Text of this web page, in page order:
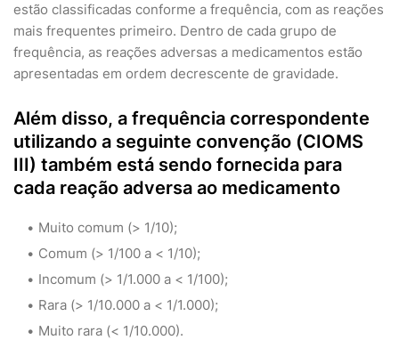
estão classificadas conforme a frequência, com as reações
mais frequentes primeiro. Dentro de cada grupo de
frequência, as reações adversas a medicamentos estão
apresentadas em ordem decrescente de gravidade.
Além disso, a frequência correspondente
utilizando a seguinte convenção (CIOMS
III) também está sendo fornecida para
cada reação adversa ao medicamento
Muito comum (> 1/10);
Comum (> 1/100 a < 1/10);
Incomum (> 1/1.000 a < 1/100);
Rara (> 1/10.000 a < 1/1.000);
Muito rara (< 1/10.000).